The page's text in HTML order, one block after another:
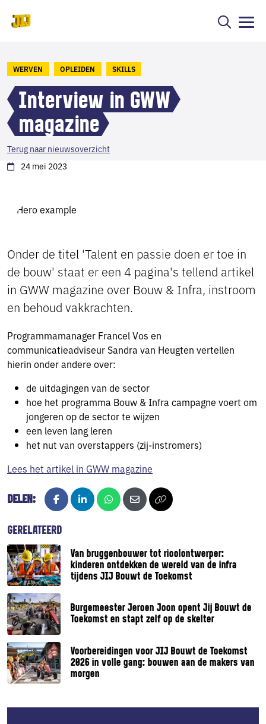
WERVEN OPLEIDEN SKILLS
Interview in GWW
magazine
24 mei 2023
Terug naar nieuwsoverzicht
Onder de titel 'Talent en passie doen er toe in
de bouw' staat er een 4 pagina's tellend artikel
in GWW magazine over Bouw & Infra, instroom
en behoud vakkrachten.
Programmamanager Francel Vos en
communicatieadviseur Sandra van Heugten vertellen
hierin onder andere over:
de uitdagingen van de sector
hoe het programma Bouw & Infra campagne voert om
jongeren op de sector te wijzen
een leven lang leren
het nut van overstappers (zij-instromers)
Lees het artikel in GWW magazine
DELEN: FacebookLinkedInWhatsapp
E-mailKopieer naar klembord
GERELATEERD
Van bruggenbouwer tot rioolontwerper:
kinderen ontdekken de wereld van de infra
tijdens JIJ Bouwt de Toekomst
Burgemeester Jeroen Joon opent Jij Bouwt de
Toekomst en stapt zelf op de skelter
Voorbereidingen voor JIJ Bouwt de Toekomst
2026 in volle gang: bouwen aan de makers van
morgen